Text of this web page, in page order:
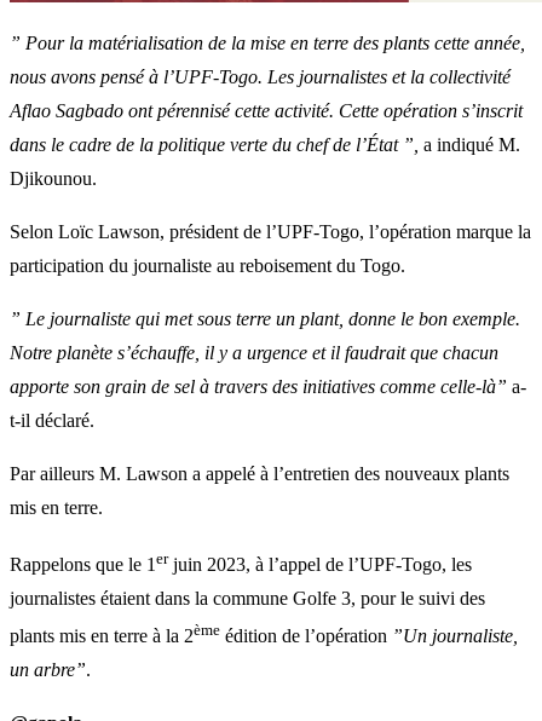
” Pour la matérialisation de la mise en terre des plants cette année,
nous avons pensé à l’UPF-Togo. Les journalistes et la collectivité
Aflao Sagbado ont pérennisé cette activité. Cette opération s’inscrit
dans le cadre de la politique verte du chef de l’État ”, a indiqué M.
Djikounou.
Selon Loïc Lawson, président de l’UPF-Togo, l’opération marque la
participation du journaliste au reboisement du Togo.
” Le journaliste qui met sous terre un plant, donne le bon exemple.
Notre planète s’échauffe, il y a urgence et il faudrait que chacun
apporte son grain de sel à travers des initiatives comme celle-là” a-
t-il déclaré.
Par ailleurs M. Lawson a appelé à l’entretien des nouveaux plants
mis en terre.
Rappelons que le 1 erjuin 2023, à l’appel de l’UPF-Togo, les
journalistes étaient dans la commune Golfe 3, pour le suivi des
plants mis en terre à la 2ème édition de l’opération ”Un journaliste,
un arbre”.